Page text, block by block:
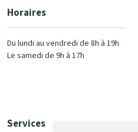
Horaires
Du lundi au vendredi de 8h à 19h
Le samedi de 9h à 17h
Services